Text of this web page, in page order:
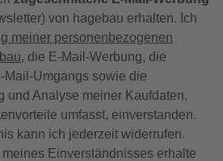
von hagebau erhalten. Ich
meiner personenbezogenen
, die E-Mail-Werbung, die
Mail-Umgangs sowie die
und Analyse meiner Kaufdaten,
umfasst, einverstanden.
kann ich jederzeit widerrufen.
Einverständnisses erhalte